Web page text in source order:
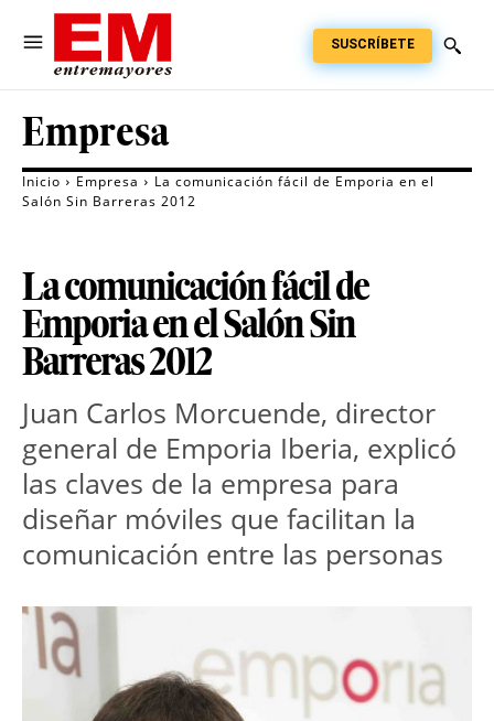
SUSCRÍBETE
Empresa
Inicio Empresa
La comunicación fácil de Emporia en el
Salón Sin Barreras 2012
La comunicación fácil de
Emporia en el Salón Sin
Barreras 2012
Juan Carlos Morcuende, director
general de Emporia Iberia, explicó
las claves de la empresa para
diseñar móviles que facilitan la
comunicación entre las personas